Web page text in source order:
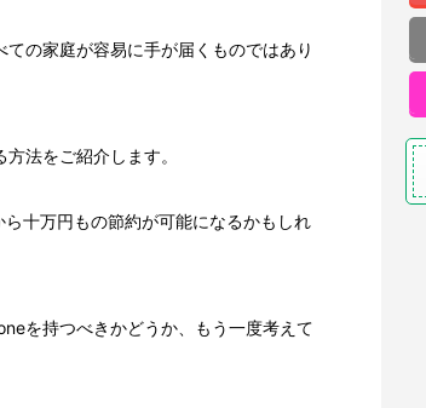
の家庭が容易に手が届くものではあり
法をご紹介します。
十万円もの節約が可能になるかもしれ
を持つべきかどうか、もう一度考えて